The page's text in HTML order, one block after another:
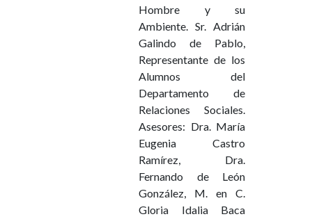
Hombre y su
Ambiente. Sr. Adrián
Galindo de Pablo,
Representante de los
Alumnos del
Departamento de
Relaciones Sociales.
Asesores: Dra. María
Eugenia Castro
Ramírez, Dra.
Fernando de León
González, M. en C.
Gloria Idalia Baca